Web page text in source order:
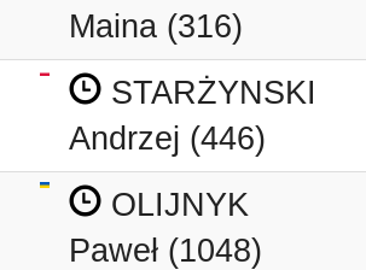
Maina (316)
STARŻYNSKI
Andrzej (446)
OLIJNYK
Paweł (1048)